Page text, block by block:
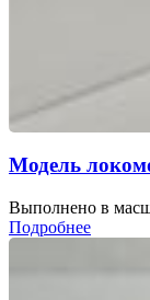
Модель
Выполнено в
Подробнее